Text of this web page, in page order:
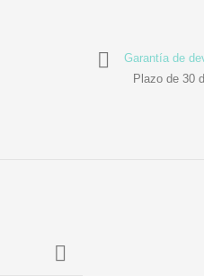
Garantía de
Plazo de 30